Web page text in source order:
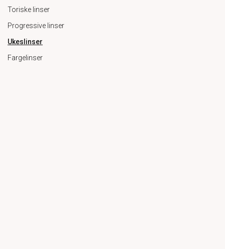
Toriske linser
Progressive linser
Ukeslinser
Fargelinser